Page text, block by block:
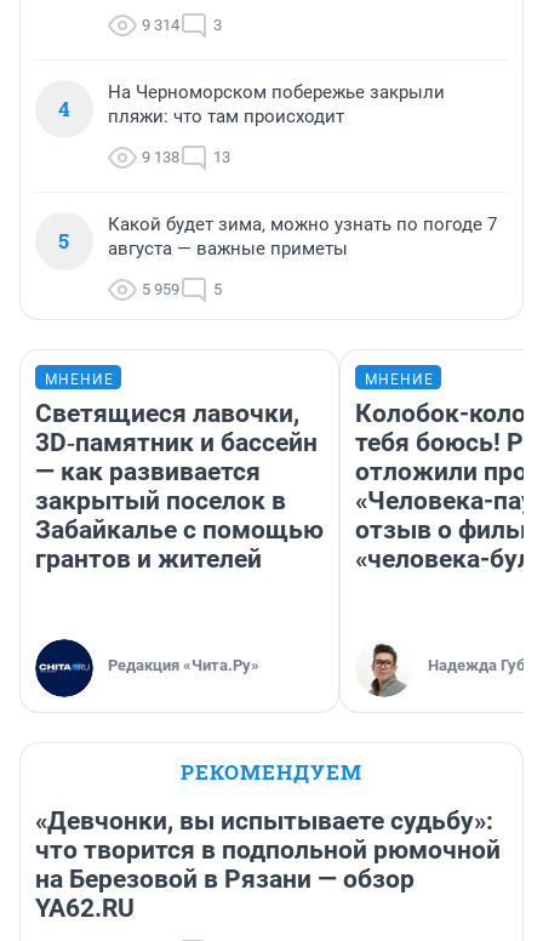
9 314 3
4
На Черноморском побережье закрыли
пляжи: что там происходит
9 138 13
5
Какой будет зима, можно узнать по погоде 7
августа — важные приметы
5 959 5
МНЕНИЕ
Светящиеся лавочки,
3D‑памятник и бассейн
— как развивается
закрытый поселок в
Забайкалье с помощью
грантов и жителей
Редакция «Чита.Ру»
МНЕНИЕ
Колобок-
тебя боюсь!
отложили
«Человека-
отзыв о
«человека-
Надежда
РЕКОМЕНДУЕМ
«Девчонки, вы испытываете судьбу»:
что творится в подпольной рюмочной
на Березовой в Рязани — обзор
YA62.RU